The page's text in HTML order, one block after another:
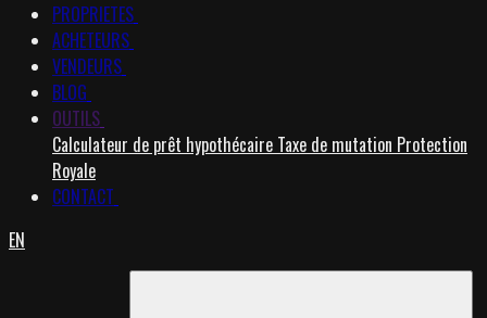
PROPRIETES
ACHETEURS
VENDEURS
BLOG
OUTILS
Calculateur de prêt hypothécaire Taxe de mutation Protection
Royale
CONTACT
EN